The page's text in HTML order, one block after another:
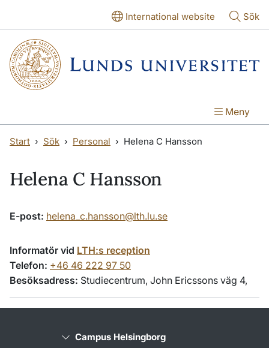
International website Sök
Meny
Start Sök Personal Helena C Hansson
Helena C Hansson
E-post: helena_c.hansson@lth.lu.se
Informatör vid LTH:s reception
Telefon: +46 46 222 97 50
Besöksadress: Studiecentrum, John Ericssons väg 4,
Campus Helsingborg